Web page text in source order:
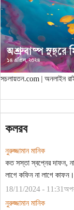
সচলায়তন.com | অনলাইন
কলরব
নুরুজ্জামান মানিক
কত সস্তা স্বপ্নের দাফন, না
লাগে কফিন না লাগে কাফন।
18/11/2024 -
নুরুজ্জামান মানিক